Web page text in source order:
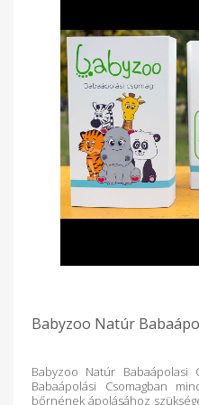
Babyzoo Natúr
Babyzoo Natúr
Babaápolási Csomagban
bőrnének ápolásához